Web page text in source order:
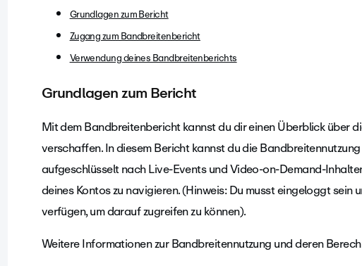
Grundlagen zum Bericht
Zugang zum Bandbreitenbericht
Verwendung deines Bandbreitenberichts
Grundlagen zum Bericht
Mit dem Bandbreitenbericht kannst du dir einen Überblick über
verschaffen. In diesem Bericht kannst du die
aufgeschlüsselt nach Live-Events und Video-on-Demand-
deines Kontos zu navigieren. (Hinweis: Du musst eingeloggt
verfügen, um darauf zugreifen zu können).
Weitere Informationen zur Bandbreitennutzung und deren